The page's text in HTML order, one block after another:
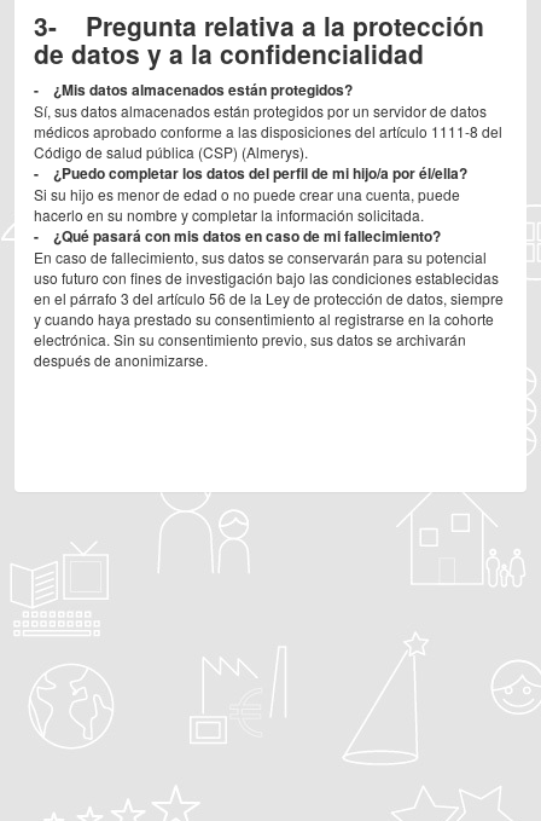
3- Pregunta relativa a la protección
de datos y a la confidencialidad
- ¿Mis datos almacenados están protegidos?
Sí, sus datos almacenados están protegidos por un servidor de datos
médicos aprobado conforme a las disposiciones del artículo 1111-8 del
Código de salud pública (CSP) (Almerys).
- ¿Puedo completar los datos del perfil de mi hijo/a por él/ella?
Si su hijo es menor de edad o no puede crear una cuenta, puede
hacerlo en su nombre y completar la información solicitada.
- ¿Qué pasará con mis datos en caso de mi fallecimiento?
En caso de fallecimiento, sus datos se conservarán para su potencial
uso futuro con fines de investigación bajo las condiciones establecidas
en el párrafo 3 del artículo 56 de la Ley de protección de datos, siempre
y cuando haya prestado su consentimiento al registrarse en la cohorte
electrónica. Sin su consentimiento previo, sus datos se archivarán
después de anonimizarse.